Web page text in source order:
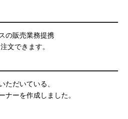
の販売業務提携
文できます。
ただいている、
ナーを作成しました。